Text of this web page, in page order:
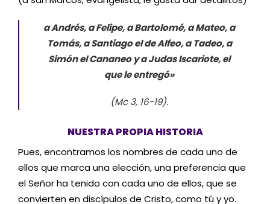
a Andrés, a Felipe, a Bartolomé, a Mateo, a
Tomás, a Santiago el de Alfeo, a Tadeo, a
Simón el Cananeo y a Judas Iscariote, el
que le entregó»
(Mc 3, 16-19).
NUESTRA PROPIA HISTORIA
Pues, encontramos los nombres de cada uno de
ellos que marca una elección, una preferencia que
el Señor ha tenido con cada uno de ellos, que se
convierten en discípulos de Cristo, como tú y yo.